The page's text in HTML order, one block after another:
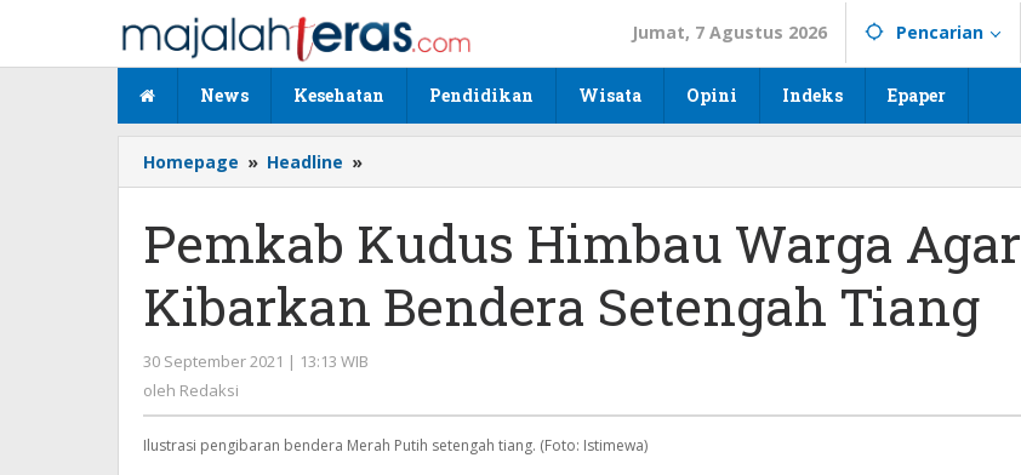
konten
Jumat, 7 Agustus 2026 Pencarian
News Kesehatan Pendidikan Wisata Opini Indeks Epaper
Homepage » Headline »
Kudus
Warga
Agar
Kibarkan
Bendera
Tiang
Pemkab Kudus Himbau Warga Agar
Kibarkan Bendera Setengah Tiang
30 September 2021 | 13:13 WIB
oleh Redaksi
Ilustrasi pengibaran bendera Merah Putih setengah tiang. (Foto: Istimewa)